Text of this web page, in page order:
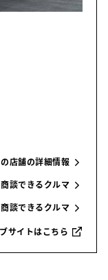
店舗の詳細情報
談できるクルマ
談できるクルマ
サイトはこちら